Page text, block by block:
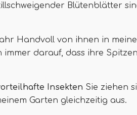
Blütenblätter
Handvoll von ihnen in
darauf, dass ihre
Insekten Sie ziehen
Garten gleichzeitig aus.